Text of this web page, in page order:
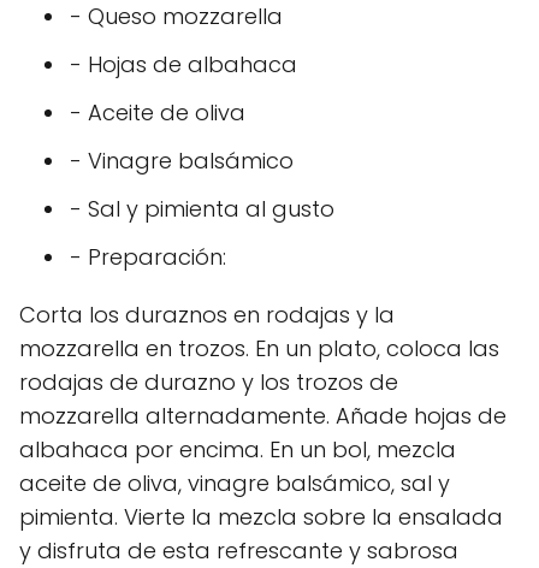
- Queso mozzarella
- Hojas de albahaca
- Aceite de oliva
- Vinagre balsámico
- Sal y pimienta al gusto
- Preparación:
Corta los duraznos en rodajas y la
mozzarella en trozos. En un plato, coloca las
rodajas de durazno y los trozos de
mozzarella alternadamente. Añade hojas de
albahaca por encima. En un bol, mezcla
aceite de oliva, vinagre balsámico, sal y
pimienta. Vierte la mezcla sobre la ensalada
y disfruta de esta refrescante y sabrosa